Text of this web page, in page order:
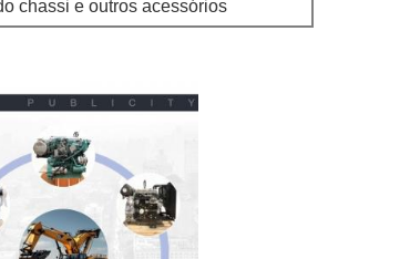
chassi e outros acessórios